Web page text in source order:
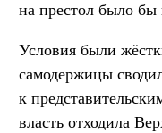
на престол было
Условия были
самодержицы
к
власть отходила